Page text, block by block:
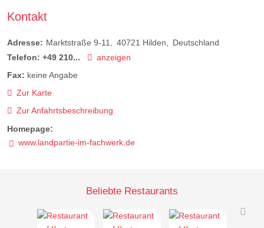
Kontakt
Adresse: Marktstraße 9-11 40721 Hilden
Deutschland
Telefon: +49 210...
anzeigen
Fax: keine Angabe
Zur Karte
Zur Anfahrtsbeschreibung
Homepage:
www.landpartie-im-fachwerk.de
Beliebte Restaurants